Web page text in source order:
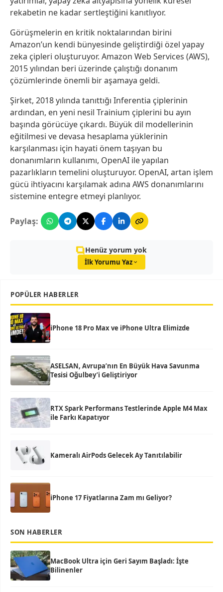
rekabetin ne kadar sertleştiğini kanıtlıyor.
Görüşmelerin en kritik noktalarından birini
Amazon’un kendi bünyesinde geliştirdiği özel yapay
zeka çipleri oluşturuyor. Amazon Web Services (AWS),
2015 yılından beri üzerinde çalıştığı donanım
çözümlerinde önemli bir aşamaya geldi.
Şirket, 2018 yılında tanıttığı Inferentia çiplerinin
ardından, en yeni nesil Trainium çiplerini bu ayın
başında görücüye çıkardı. Büyük dil modellerinin
eğitilmesi ve devasa hesaplama yüklerinin
karşılanması için hayati önem taşıyan bu
donanımların kullanımı, OpenAI ile yapılan
pazarlıkların temelini oluşturuyor. OpenAI, artan işlem
gücü ihtiyacını karşılamak adına AWS donanımlarını
sistemine entegre etmeyi planlıyor.
Paylaş:
Henüz yorum yok
İlk Yorumu Yaz
POPÜLER HABERLER
iPhone 18 Pro Max ve iPhone Ultra Elimizde
ASELSAN, Avrupa’nın En Büyük Hava Savunma
Tesisi Oğulbey’i Geliştiriyor
RTX Spark Performans Testlerinde Apple M4 Max
ile Farkı Kapatıyor
Kameralı AirPods Gelecek Ay Tanıtılabilir
iPhone 17 Fiyatlarına Zam mı Geliyor?
SON HABERLER
MacBook Ultra için Geri Sayım Başladı: İşte
Bilinenler